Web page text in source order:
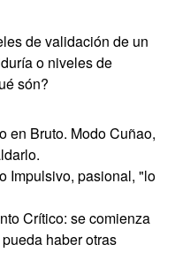
de validación de un
o niveles de
són?
en Bruto. Modo Cuñao,
Impulsivo, pasional, "lo
Crítico: se comienza
haber otras